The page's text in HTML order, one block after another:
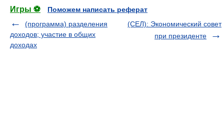
Игры ⚽
Поможем написать реферат
(программа) разделения
доходов; участие в общих
доходах
(СЕЛ): Экономический совет
при президенте